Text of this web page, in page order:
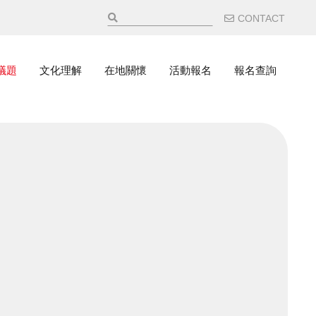
輔助選
CONTACT
題 文化理解 在地關懷 活動報名 報名查詢